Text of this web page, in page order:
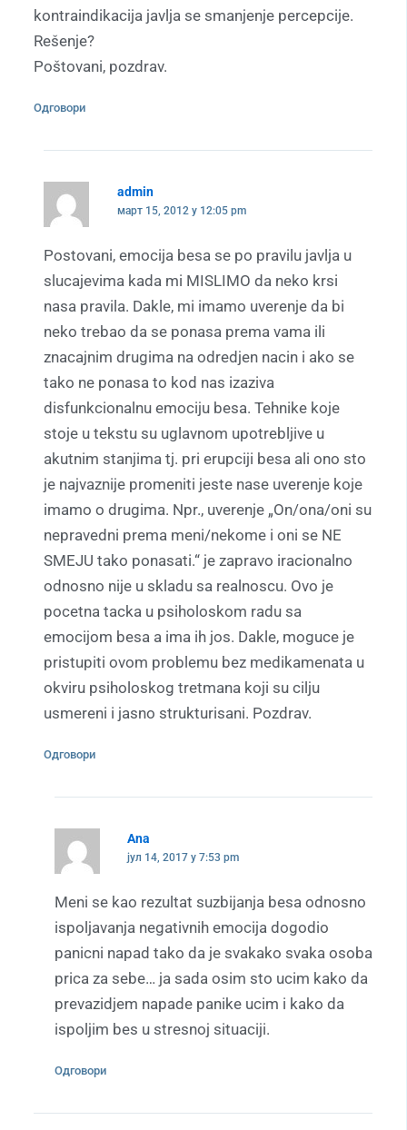
kontraindikacija javlja se smanjenje percepcije.
Rešenje?
Poštovani, pozdrav.
Одговори
admin
март 15, 2012 у 12:05 pm
Postovani, emocija besa se po pravilu javlja u
slucajevima kada mi MISLIMO da neko krsi
nasa pravila. Dakle, mi imamo uverenje da bi
neko trebao da se ponasa prema vama ili
znacajnim drugima na odredjen nacin i ako se
tako ne ponasa to kod nas izaziva
disfunkcionalnu emociju besa. Tehnike koje
stoje u tekstu su uglavnom upotrebljive u
akutnim stanjima tj. pri erupciji besa ali ono sto
je najvaznije promeniti jeste nase uverenje koje
imamo o drugima. Npr., uverenje „On/ona/oni su
nepravedni prema meni/nekome i oni se NE
SMEJU tako ponasati.“ je zapravo iracionalno
odnosno nije u skladu sa realnoscu. Ovo je
pocetna tacka u psiholoskom radu sa
emocijom besa a ima ih jos. Dakle, moguce je
pristupiti ovom problemu bez medikamenata u
okviru psiholoskog tretmana koji su cilju
usmereni i jasno strukturisani. Pozdrav.
Одговори
Ana
јул 14, 2017 у 7:53 pm
Meni se kao rezultat suzbijanja besa odnosno
ispoljavanja negativnih emocija dogodio
panicni napad tako da je svakako svaka osoba
prica za sebe… ja sada osim sto ucim kako da
prevazidjem napade panike ucim i kako da
ispoljim bes u stresnoj situaciji.
Одговори